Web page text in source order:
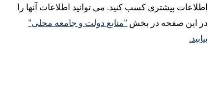
اطلاعات بیشتری کسب کنید. می توانید اطلاعات آنها را
در این صفحه در بخش"منابع دولت و جامعه محلی"
بیابید.